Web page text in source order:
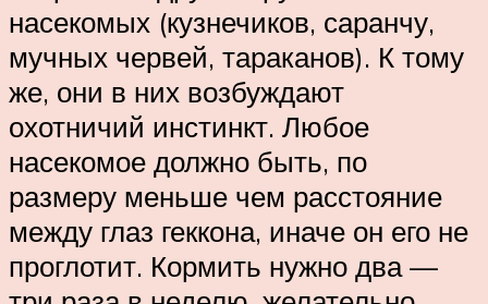
насекомых (кузнечиков, саранчу,
мучных червей, тараканов). К тому
же, они в них возбуждают
охотничий инстинкт. Любое
насекомое должно быть, по
размеру меньше чем расстояние
между глаз геккона, иначе он его не
проглотит. Кормить нужно два —